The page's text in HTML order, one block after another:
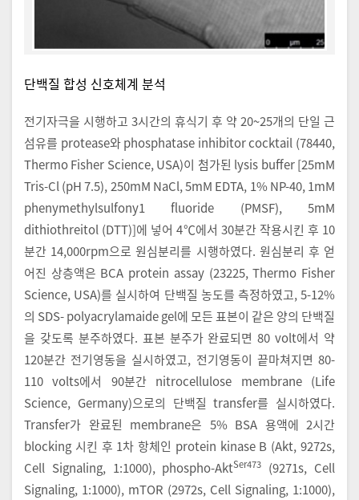
단백질 합성 신호체계 분석
전기자극을 시행하고 3시간의 휴식기 후 약 20~25개의 단일 근
섬유를 protease와 phosphatase inhibitor cocktail (78440,
Thermo Fisher Science, USA)이 첨가된 lysis buffer [25mM
Tris-Cl (pH 7.5), 250mM NaCl, 5mM EDTA, 1% NP-40, 1mM
phenymethylsulfony1 fluoride (PMSF), 5mM
dithiothreitol (DTT)]에 넣어 4℃에서 30분간 작용시킨 후 10
분간 14,000rpm으로 원심분리를 시행하였다. 원심분리 후 얻
어진 상층액은 BCA protein assay (23225, Thermo Fisher
Science, USA)를 실시하여 단백질 농도를 측정하였고, 5-12%
의 SDS- polyacrylamaide gel에 모든 표본이 같은 양의 단백질
을 갖도록 분주하였다. 표본 분주가 완료되면 80 volt에서 약
120분간 전기영동을 실시하였고, 전기영동이 끝마쳐지면 80-
110 volts에서 90분간 nitrocellulose membrane (Life
Science, Germany)으로의 단백질 transfer를 실시하였다.
Transfer가 완료된 membrane은 5% BSA 용액에 2시간
blocking 시킨 후 1차 항체인 protein kinase B (Akt, 9272s,
Cell Signaling, 1:1000), phospho-AktSer473
(9271s, Cell
Signaling, 1:1000), mTOR (2972s, Cell Signaling, 1:1000),